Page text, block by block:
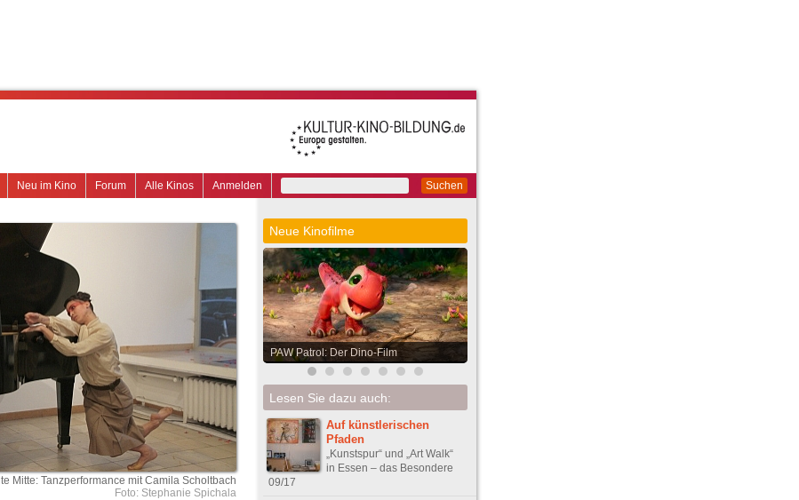
Suchen
Anmelden
Alle Kinos
Forum
Neu im Kino
Mitte: Tanzperformance mit Camila Scholtbach
Foto: Stephanie Spichala
Neue Kinofilme
PAW Patrol: Der Dino-Film
Lesen Sie dazu auch:
Auf künstlerischen
Pfaden
„Kunstspur“ und „Art Walk“
in Essen – das Besondere
09/17